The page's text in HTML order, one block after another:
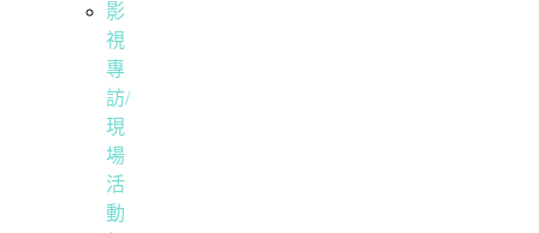
影
視
專
訪/
現
場
活
動